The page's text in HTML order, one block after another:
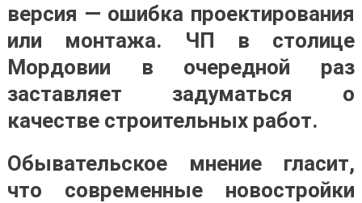
версия — ошибка проектирования
или монтажа. ЧП в столице
Мордовии в очередной раз
заставляет задуматься о
качестве строительных работ.
Обывательское мнение гласит,
что современные новостройки